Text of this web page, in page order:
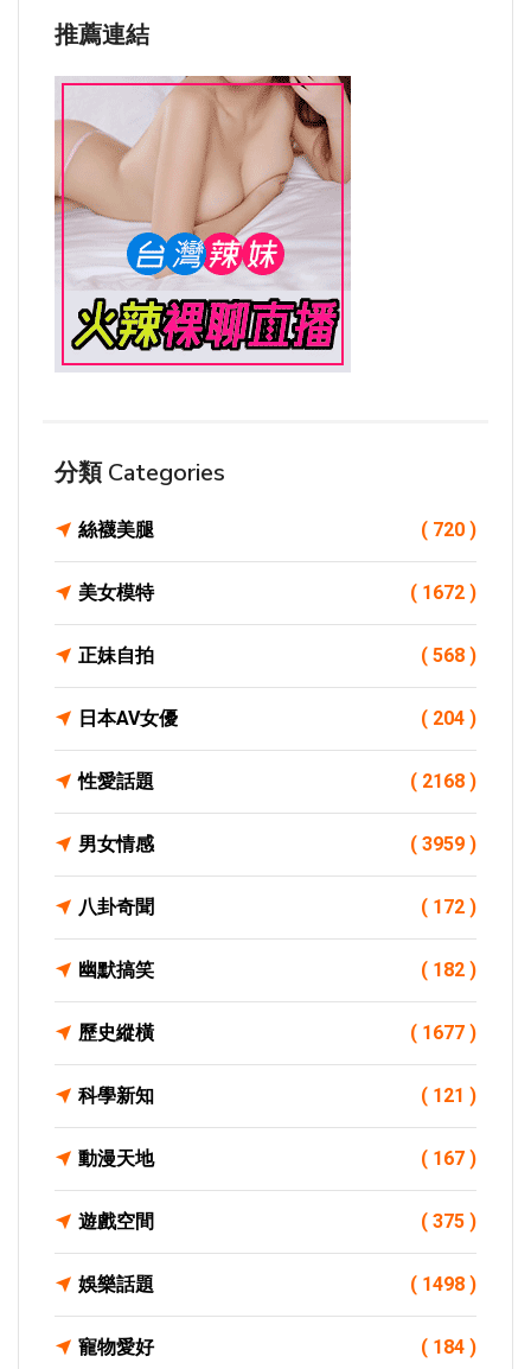
推薦連結
分類 Categories
絲襪美腿 ( 720 )
美女模特 ( 1672 )
正妹自拍 ( 568 )
日本AV女優 ( 204 )
性愛話題 ( 2168 )
男女情感 ( 3959 )
八卦奇聞 ( 172 )
幽默搞笑 ( 182 )
歷史縱橫 ( 1677 )
科學新知 ( 121 )
動漫天地 ( 167 )
遊戲空間 ( 375 )
娛樂話題 ( 1498 )
寵物愛好 ( 184 )